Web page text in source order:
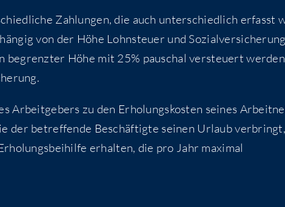
Zah­lun­gen, die auch unter­schied­lich erfasst
von der Höhe Lohn­steu­er und
begrenz­ter Höhe mit 25% pau­schal ver­steu­ert wer­den
Arbeit­ge­bers zu den Erho­lungs­kos­ten sei­nes
der betref­fen­de Beschäf­tig­te sei­nen Urlaub ver­bringt,
erhal­ten, die pro Jahr maximal